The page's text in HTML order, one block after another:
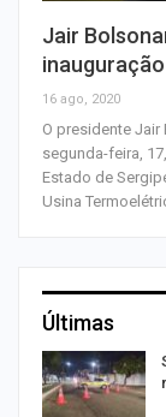
Jair
16 ago, 2020
O presidente
segunda-feira,
Estado de
Usina
Últimas